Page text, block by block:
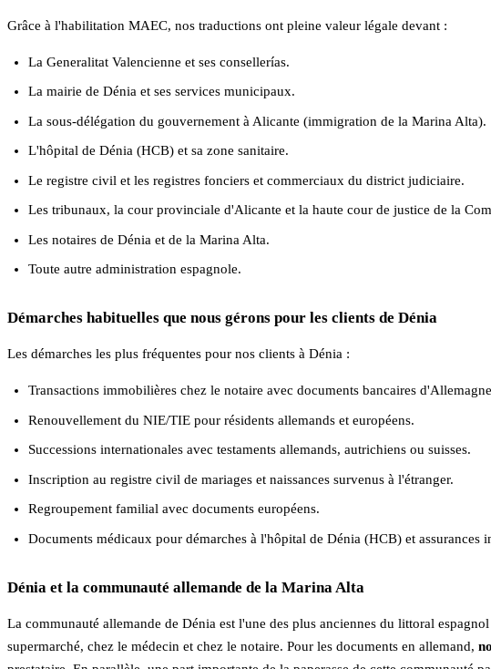
Grâce à l'habilitation MAEC, nos traductions ont pleine valeur légale devant :
La Generalitat Valencienne et ses consellerías.
La mairie de Dénia et ses services municipaux.
La sous-délégation du gouvernement à Alicante (immigration de la Marina Alta).
L'hôpital de Dénia (HCB) et sa zone sanitaire.
Le registre civil et les registres fonciers et commerciaux du district judiciaire.
Les tribunaux, la cour provinciale d'Alicante et la haute cour de justice de la
Les notaires de Dénia et de la Marina Alta.
Toute autre administration espagnole.
Démarches habituelles que nous gérons pour les clients de Dénia
Les démarches les plus fréquentes pour nos clients à Dénia :
Transactions immobilières chez le notaire avec documents bancaires
Renouvellement du NIE/TIE pour résidents allemands et européens.
Successions internationales avec testaments allemands, autrichiens ou suisses.
Inscription au registre civil de mariages et naissances survenus à l'étranger.
Regroupement familial avec documents européens.
Documents médicaux pour démarches à l'hôpital de Dénia (HCB) et assurances
Dénia et la communauté allemande de la Marina Alta
La communauté allemande de Dénia est l'une des plus anciennes du littoral
supermarché, chez le médecin et chez le notaire. Pour les documents en allemand,